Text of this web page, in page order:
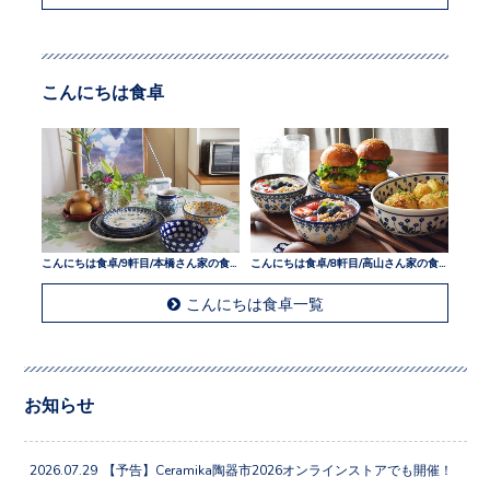
こんにちは食卓
こんにちは食卓/9軒目/本橋さん家の食卓
こんにちは食卓一覧
お知らせ
2026.07.29 【予告】Ceramika陶器市2026オンラインストアでも開催！